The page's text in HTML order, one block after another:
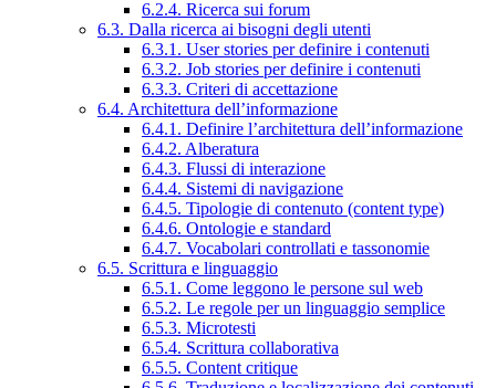
6.2.4. Ricerca sui forum
6.3. Dalla ricerca ai bisogni degli utenti
6.3.1. User stories per definire i contenuti
6.3.2. Job stories per definire i contenuti
6.3.3. Criteri di accettazione
6.4. Architettura dell’informazione
6.4.1. Definire l’architettura dell’informazione
6.4.2. Alberatura
6.4.3. Flussi di interazione
6.4.4. Sistemi di navigazione
6.4.5. Tipologie di contenuto (content type)
6.4.6. Ontologie e standard
6.4.7. Vocabolari controllati e tassonomie
6.5. Scrittura e linguaggio
6.5.1. Come leggono le persone sul web
6.5.2. Le regole per un linguaggio semplice
6.5.3. Microtesti
6.5.4. Scrittura collaborativa
6.5.5. Content critique